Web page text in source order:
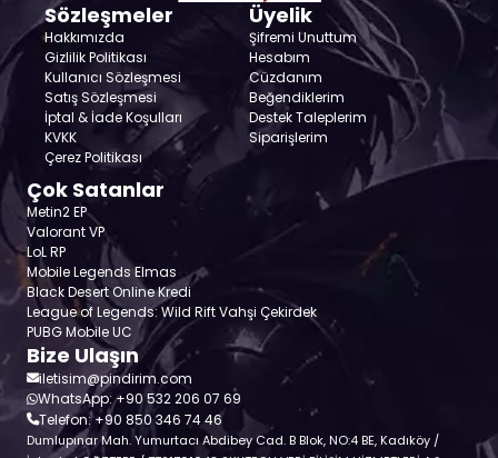
Sözleşmeler
Hakkımızda
Gizlilik Politikası
Kullanıcı Sözleşmesi
Satış Sözleşmesi
İptal & İade Koşulları
KVKK
Çerez Politikası
Üyelik
Şifremi Unuttum
Hesabım
Cüzdanım
Beğendiklerim
Destek Taleplerim
Siparişlerim
Çok Satanlar
Metin2 EP
Valorant VP
LoL RP
Mobile Legends Elmas
Black Desert Online Kredi
League of Legends: Wild Rift Vahşi Çekirdek
PUBG Mobile UC
Bize Ulaşın
iletisim@pindirim.com
WhatsApp: +90 532 206 07 69
Telefon: +90 850 346 74 46
Dumlupınar Mah. Yumurtacı Abdibey Cad. B Blok, NO:4 BE, Kadıköy /